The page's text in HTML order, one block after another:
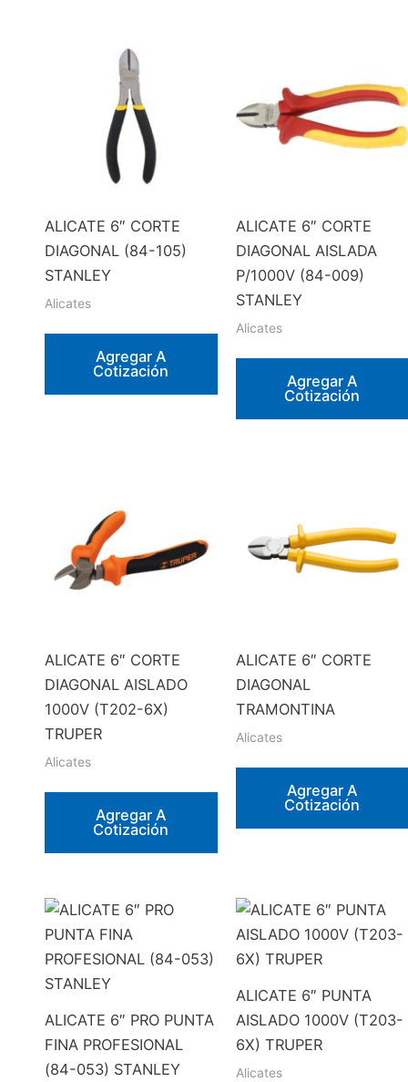
ALICATE 6″ CORTE
DIAGONAL (84-105)
STANLEY
Alicates
Agregar A
Cotización
ALICATE 6″ CORTE
DIAGONAL AISLADA
P/1000V (84-009)
STANLEY
Alicates
Agregar A
Cotización
ALICATE 6″ CORTE
DIAGONAL AISLADO
1000V (T202-6X)
TRUPER
Alicates
Agregar A
Cotización
ALICATE 6″ CORTE
DIAGONAL
TRAMONTINA
Alicates
Agregar A
Cotización
ALICATE 6″ PRO PUNTA
FINA PROFESIONAL
(84-053) STANLEY
ALICATE 6″ PUNTA
AISLADO 1000V (T203-
6X) TRUPER
Alicates